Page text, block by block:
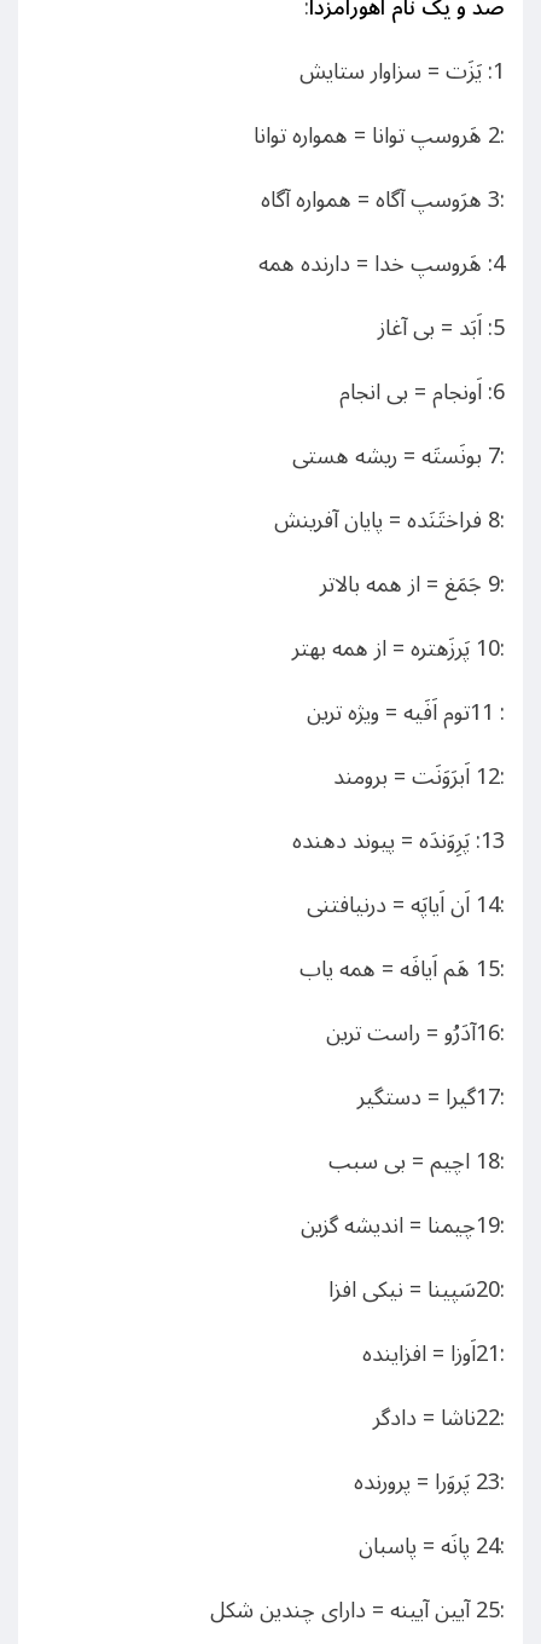
1: یَزَت = سزاوار ستایش
:2 هَروسپ توانا = همواره توانا
:3 هرَوسپ آگاه = همواره آگاه
4: هَروسپ خدا = دارنده همه
5: اَبَد = بی آغاز
6: اَونجام = بی انجام
:7 بونَستَه = ریشه هستی
:8 فراختَنَده = پایان آفرینش
:9 جَمَغ = از همه بالاتر
:10 پَرزَهتره = از همه بهتر
: 11توم اَفَیه = ویژه ترین
:12 اَبرَوَنَت = برومند
13: پَرِوَندَه = پیوند دهنده
:14 اَن اَیاپَه = درنیافتنی
:15 هَم اَیافَه = همه یاب
:16آدَرُو = راست ترین
:17گیرا = دستگیر
:18 اچیم = بی سبب
:19چیمنا = اندیشه گزین
:20سَپینا = نیکی افزا
:21اَوزا = افزاینده
:22ناشا = دادگر
:23 پَروَرا = پرورنده
:24 پانَه = پاسبان
:25 آیین آیینه = دارای چندین شکل